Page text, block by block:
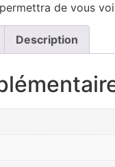
de vous
Description